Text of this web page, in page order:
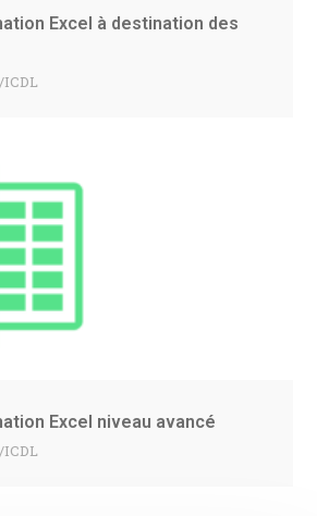
Excel à destination des
ICDL
Excel niveau avancé
ICDL